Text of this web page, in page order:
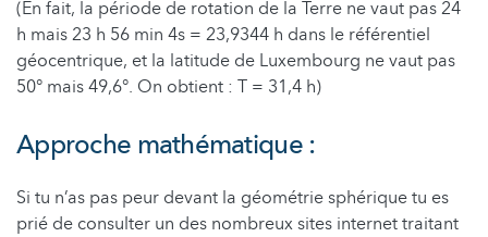
(En fait, la période de rotation de la Terre ne vaut pas 24
h mais 23 h 56 min 4s = 23,9344 h dans le référentiel
géocentrique, et la latitude de Luxembourg ne vaut pas
50° mais 49,6°. On obtient : T = 31,4 h)
Approche mathématique :
Si tu n’as pas peur devant la géométrie sphérique tu es
prié de consulter un des nombreux sites internet traitant